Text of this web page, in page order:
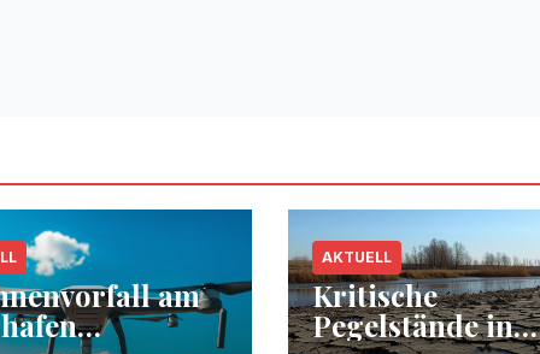
am
AKTUELL
Kritische
Pegelstände in